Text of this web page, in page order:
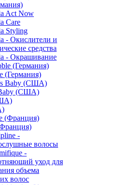
Act Now
Care
Styling
- Окислители и
средства
- Окрашивание
(Германия)
Baby (США)
-
волосы
-
уход для
объема
волос